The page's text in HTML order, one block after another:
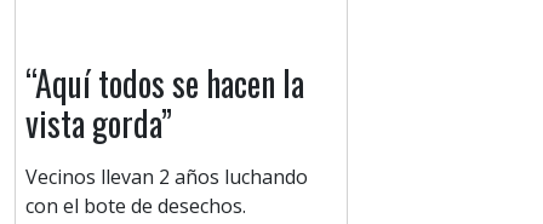
“Aquí todos se hacen la
vista gorda”
Vecinos llevan 2 años luchando
con el bote de desechos.